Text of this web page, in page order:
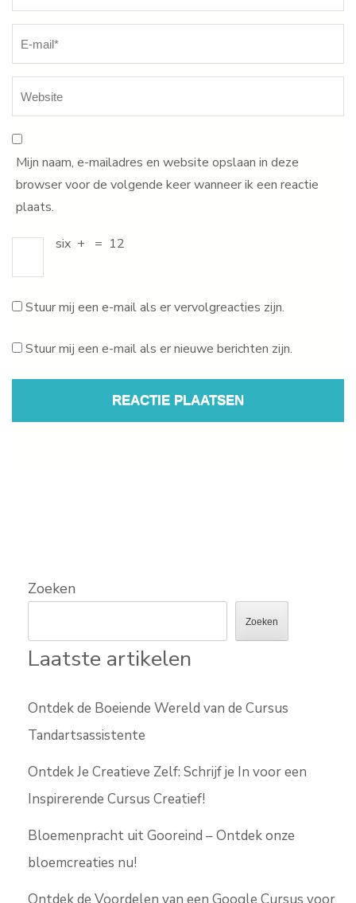
Mijn naam, e-mailadres en website opslaan in deze
browser voor de volgende keer wanneer ik een reactie
plaats.
six + = 12
Stuur mij een e-mail als er vervolgreacties zijn.
Stuur mij een e-mail als er nieuwe berichten zijn.
Zoeken
Zoeken
Laatste artikelen
Ontdek de Boeiende Wereld van de Cursus
Tandartsassistente
Ontdek Je Creatieve Zelf: Schrijf je In voor een
Inspirerende Cursus Creatief!
Bloemenpracht uit Gooreind – Ontdek onze
bloemcreaties nu!